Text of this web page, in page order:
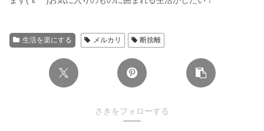
生活を楽にする メルカリ 断捨離
さきをフォローする